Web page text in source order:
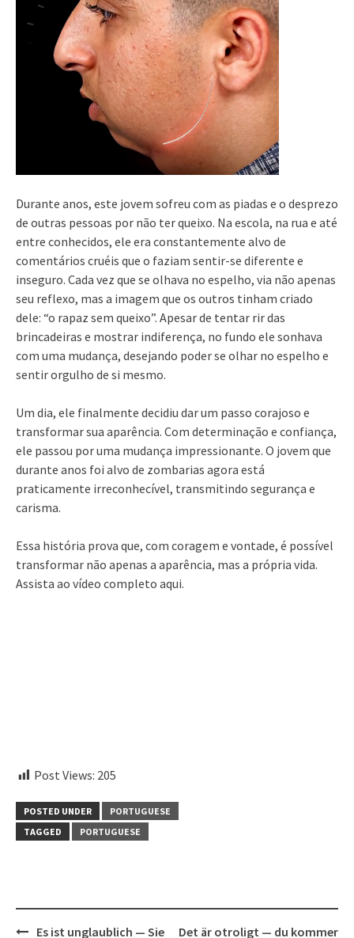
Durante anos, este jovem sofreu com as piadas e o desprezo
de outras pessoas por não ter queixo. Na escola, na rua e até
entre conhecidos, ele era constantemente alvo de
comentários cruéis que o faziam sentir-se diferente e
inseguro. Cada vez que se olhava no espelho, via não apenas
seu reflexo, mas a imagem que os outros tinham criado
dele: “o rapaz sem queixo”. Apesar de tentar rir das
brincadeiras e mostrar indiferença, no fundo ele sonhava
com uma mudança, desejando poder se olhar no espelho e
sentir orgulho de si mesmo.
Um dia, ele finalmente decidiu dar um passo corajoso e
transformar sua aparência. Com determinação e confiança,
ele passou por uma mudança impressionante. O jovem que
durante anos foi alvo de zombarias agora está
praticamente irreconhecível, transmitindo segurança e
carisma.
Essa história prova que, com coragem e vontade, é possível
transformar não apenas a aparência, mas a própria vida.
Assista ao vídeo completo aqui.
Post Views: 205
POSTED UNDER
PORTUGUESE
TAGGED
PORTUGUESE
PostEs ist unglaublich — Sie
Det är otroligt — du kommer